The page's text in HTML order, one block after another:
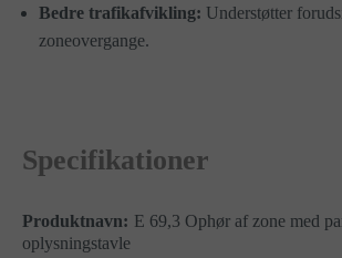
Bedre trafikafvikling: Understøtter
zoneovergange.
Specifikationer
E 69,3 Ophør af zone med
oplysningstavle